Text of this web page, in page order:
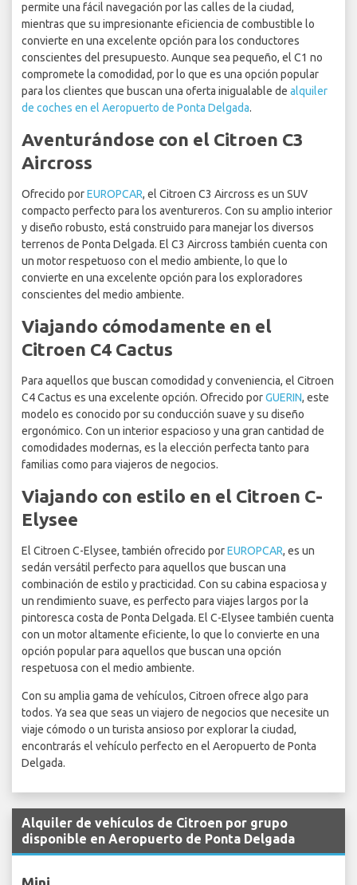
permite una fácil navegación por las calles de la ciudad,
mientras que su impresionante eficiencia de combustible lo
convierte en una excelente opción para los conductores
conscientes del presupuesto. Aunque sea pequeño, el C1 no
compromete la comodidad, por lo que es una opción popular
para los clientes que buscan una oferta inigualable de alquiler
de coches en el Aeropuerto de Ponta Delgada.
Aventurándose con el Citroen C3
Aircross
Ofrecido porEUROPCAR, el Citroen C3 Aircross es un SUV
compacto perfecto para los aventureros. Con su amplio interior
y diseño robusto, está construido para manejar los diversos
terrenos de Ponta Delgada. El C3 Aircross también cuenta con
un motor respetuoso con el medio ambiente, lo que lo
convierte en una excelente opción para los exploradores
conscientes del medio ambiente.
Viajando cómodamente en el
Citroen C4 Cactus
Para aquellos que buscan comodidad y conveniencia, el Citroen
C4 Cactus es una excelente opción. Ofrecido porGUERIN, este
modelo es conocido por su conducción suave y su diseño
ergonómico. Con un interior espacioso y una gran cantidad de
comodidades modernas, es la elección perfecta tanto para
familias como para viajeros de negocios.
Viajando con estilo en el Citroen C-
Elysee
El Citroen C-Elysee, también ofrecido porEUROPCAR, es un
sedán versátil perfecto para aquellos que buscan una
combinación de estilo y practicidad. Con su cabina espaciosa y
un rendimiento suave, es perfecto para viajes largos por la
pintoresca costa de Ponta Delgada. El C-Elysee también cuenta
con un motor altamente eficiente, lo que lo convierte en una
opción popular para aquellos que buscan una opción
respetuosa con el medio ambiente.
Con su amplia gama de vehículos, Citroen ofrece algo para
todos. Ya sea que seas un viajero de negocios que necesite un
viaje cómodo o un turista ansioso por explorar la ciudad,
encontrarás el vehículo perfecto en el Aeropuerto de Ponta
Delgada.
Alquiler de vehículos de Citroen por grupo
disponible en Aeropuerto de Ponta Delgada